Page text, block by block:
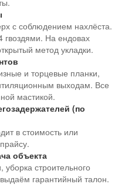
с соблюдением нахлёста.
гвоздями. На ендовах
метод укладки.
и торцевые планки,
выходам. Все
мастикой.
(по
в стоимость или
объекта
строительного
гарантийный талон.